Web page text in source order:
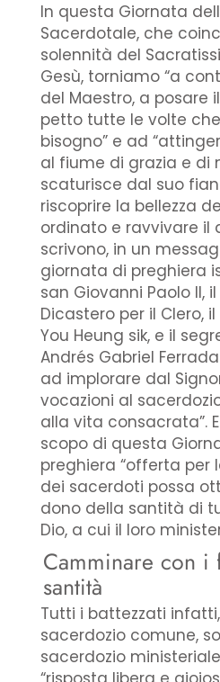
In questa Giornata
Sacerdotale, che
solennità del
Gesù, torniamo “a
del Maestro, a posare
petto tutte le volte
bisogno” e ad
al fiume di grazia e di
scaturisce dal suo
riscoprire la bellezza
ordinato e ravvivare il
scrivono, in un
giornata di preghiera
san Giovanni Paolo II,
Dicastero per il Clero,
You Heung sik, e il
Andrés Gabriel
ad implorare dal
vocazioni al
alla vita consacrata”.
scopo di questa
preghiera “offerta per
dei sacerdoti possa
dono della santità di
Dio, a cui il loro
Camminare con i
santità
Tutti i battezzati
sacerdozio comune,
sacerdozio